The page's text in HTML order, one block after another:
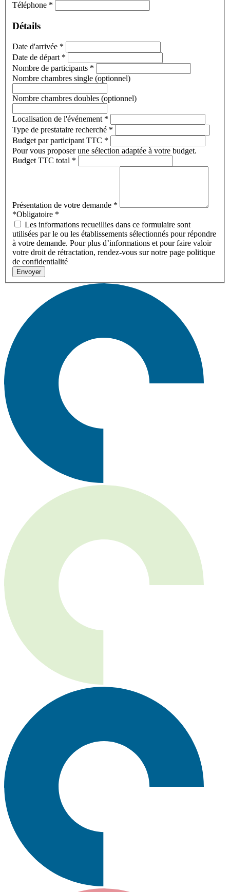
Téléphone *
Détails
Date d'arrivée *
Date de départ *
Nombre de participants *
Nombre chambres single (optionnel)
Nombre chambres doubles (optionnel)
Localisation de l'événement *
Type de prestataire recherché *
Budget par participant TTC *
Pour vous proposer une sélection adaptée à votre budget.
Budget TTC total *
Présentation de votre demande *
*Obligatoire *
Les informations recueillies dans ce formulaire sont
utilisées par le ou les établissements sélectionnés pour répondre
à votre demande. Pour plus d’informations et pour faire valoir
votre droit de rétractation, rendez-vous sur notre page politique
de confidentialité
Envoyer